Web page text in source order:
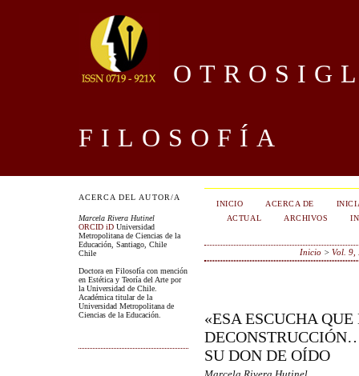
FILOSOFÍA
ACERCA DEL AUTOR/A
Marcela Rivera Hutinel
ORCID iD Universidad
Metropolitana de Ciencias de la
Educación, Santiago, Chile
Chile
Doctora en Filosofía con mención
en Estética y Teoría del Arte por
la Universidad de Chile.
Académica titular de la
Universidad Metropolitana de
Ciencias de la Educación.
INICIO ACERCA DE
ACTUAL
ARCHIVOS
Inicio >Vol. 9,
«ESA ESCUCHA
SU DON DE OÍDO